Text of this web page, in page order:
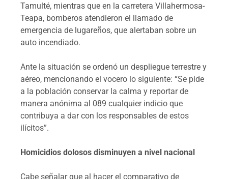
Tamulté, mientras que en la carretera Villahermosa-
Teapa, bomberos atendieron el llamado de
emergencia de lugareños, que alertaban sobre un
auto incendiado.
Ante la situación se ordenó un despliegue terrestre y
aéreo, mencionando el vocero lo siguiente: “Se pide
a la población conservar la calma y reportar de
manera anónima al 089 cualquier indicio que
contribuya a dar con los responsables de estos
ilícitos”.
Homicidios dolosos disminuyen a nivel nacional
Cabe señalar que al hacer el comparativo de